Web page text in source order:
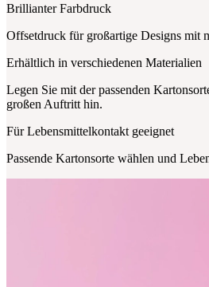
Brillianter Farbdruck
Offsetdruck für großartige Designs mit
Erhältlich in verschiedenen Materialien
Legen Sie mit der passenden
großen Auftritt hin.
Für Lebensmittelkontakt geeignet
Passende Kartonsorte wählen und